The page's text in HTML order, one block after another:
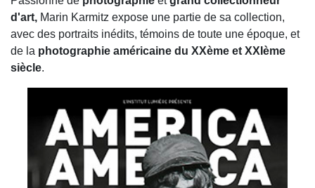
d'art, Marin Karmitz expose une partie de sa collection,
avec des portraits inédits, témoins de toute une époque, et
de la photographie américaine du XXème et XXIème
siècle.